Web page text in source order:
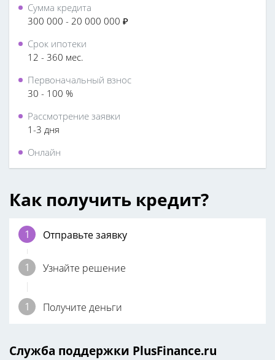
Сумма кредита
300 000 - 20 000 000 ₽
Срок ипотеки
12 - 360 мес.
Первоначальный взнос
30 - 100 %
Рассмотрение заявки
1-3 дня
Онлайн
Как получить кредит?
Отправьте заявку
Узнайте решение
Получите деньги
Служба поддержки PlusFinance.ru